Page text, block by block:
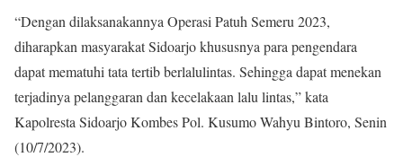
“Dengan dilaksanakannya Operasi Patuh Semeru 2023,
diharapkan masyarakat Sidoarjo khususnya para pengendara
dapat mematuhi tata tertib berlalulintas. Sehingga dapat menekan
terjadinya pelanggaran dan kecelakaan lalu lintas,” kata
Kapolresta Sidoarjo Kombes Pol. Kusumo Wahyu Bintoro, Senin
(10/7/2023).